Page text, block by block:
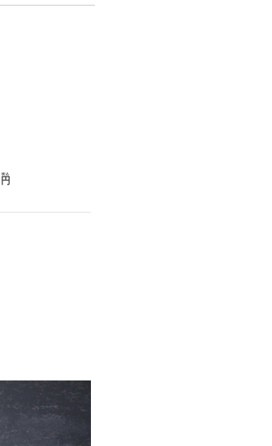
円